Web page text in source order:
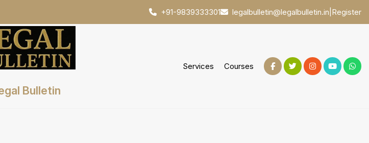
+91-9839333301 legalbulletin@legalbulletin.in Register
Bulletin
Services Courses